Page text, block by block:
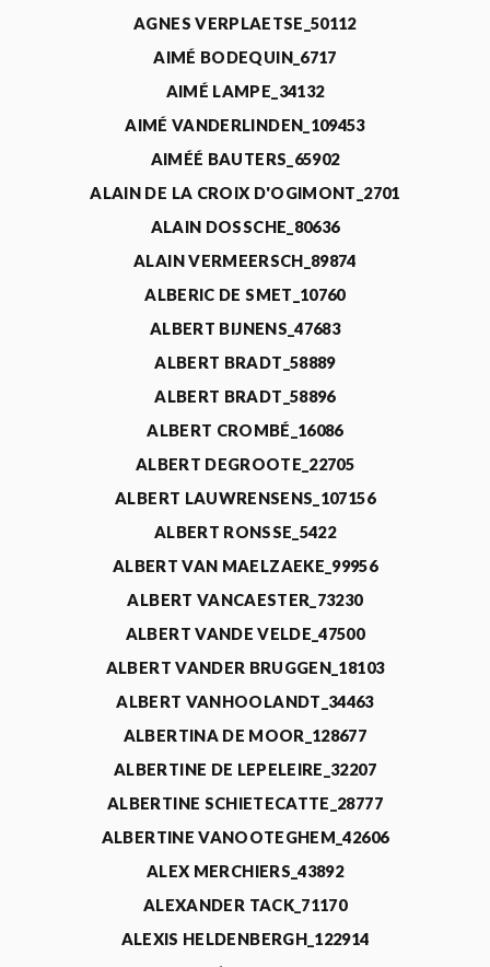
AGNES VERPLAETSE_50112
AIMÉ BODEQUIN_6717
AIMÉ LAMPE_34132
AIMÉ VANDERLINDEN_109453
AIMÉÉ BAUTERS_65902
ALAIN DE LA CROIX D'OGIMONT_2701
ALAIN DOSSCHE_80636
ALAIN VERMEERSCH_89874
ALBERIC DE SMET_10760
ALBERT BIJNENS_47683
ALBERT BRADT_58889
ALBERT BRADT_58896
ALBERT CROMBÉ_16086
ALBERT DEGROOTE_22705
ALBERT LAUWRENSENS_107156
ALBERT RONSSE_5422
ALBERT VAN MAELZAEKE_99956
ALBERT VANCAESTER_73230
ALBERT VANDE VELDE_47500
ALBERT VANDER BRUGGEN_18103
ALBERT VANHOOLANDT_34463
ALBERTINA DE MOOR_128677
ALBERTINE DE LEPELEIRE_32207
ALBERTINE SCHIETECATTE_28777
ALBERTINE VANOOTEGHEM_42606
ALEX MERCHIERS_43892
ALEXANDER TACK_71170
ALEXIS HELDENBERGH_122914